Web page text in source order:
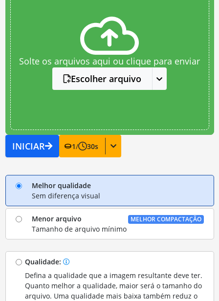
Solte os arquivos aqui ou clique para enviar
Escolher arquivo
INICIAR 1/ 30s
Melhor qualidade
Sem diferença visual
Menor arquivo
Tamanho de arquivo mínimo
MELHOR COMPACTAÇÃO
Qualidade:
Defina a qualidade que a imagem resultante deve ter.
Quanto melhor a qualidade, maior será o tamanho do
arquivo. Uma qualidade mais baixa também reduz o